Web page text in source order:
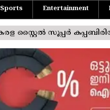
Sports Entertainment